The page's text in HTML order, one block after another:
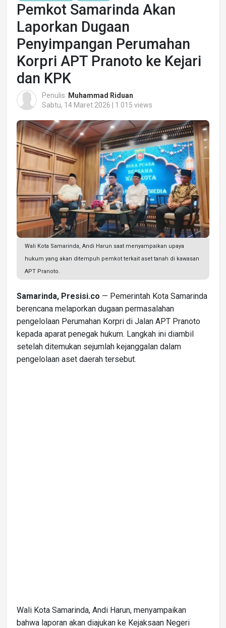
Pemkot Samarinda Akan
Laporkan Dugaan
Penyimpangan Perumahan
Korpri APT Pranoto ke Kejari
dan KPK
Penulis: Muhammad Riduan
Sabtu, 14 Maret 2026 | 1.015 views
Wali Kota Samarinda, Andi Harun saat menyampaikan upaya
hukum yang akan ditempuh pemkot terkait aset tanah di kawasan
APT Pranoto.
Samarinda, Presisi.co — Pemerintah Kota Samarinda
berencana melaporkan dugaan permasalahan
pengelolaan Perumahan Korpri di Jalan APT Pranoto
kepada aparat penegak hukum. Langkah ini diambil
setelah ditemukan sejumlah kejanggalan dalam
pengelolaan aset daerah tersebut.
Wali Kota Samarinda, Andi Harun, menyampaikan
bahwa laporan akan diajukan ke Kejaksaan Negeri